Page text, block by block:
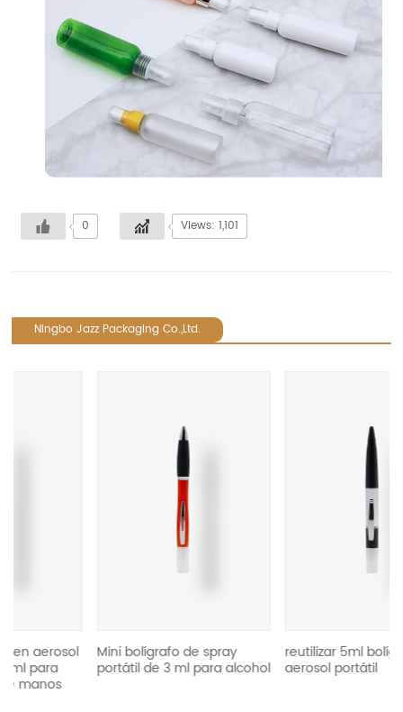
0 Views: 1,101
Ningbo Jazz Packaging Co.,Ltd.
Mini bolígrafo de spray
portátil de 3 ml para alcohol
reutilizar 5ml bolígrafo en
aerosol portátil